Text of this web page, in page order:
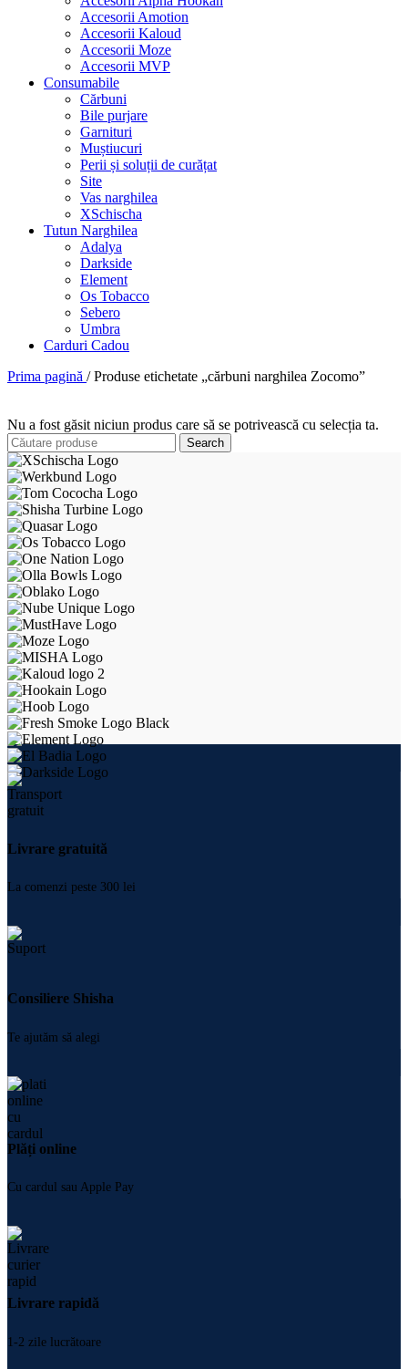
Accesorii Amotion
Accesorii Kaloud
Accesorii Moze
Accesorii MVP
Consumabile
Cărbuni
Bile purjare
Garnituri
Muștiucuri
Perii și soluții de curățat
Site
Vas narghilea
XSchischa
Tutun Narghilea
Adalya
Darkside
Element
Os Tobacco
Sebero
Umbra
Carduri Cadou
Prima pagină / Produse etichetate „cărbuni narghilea Zocomo”
Nu a fost găsit niciun produs care să se potrivească cu selecția ta.
Search
Livrare gratuită
La comenzi peste 300 lei
Consiliere Shisha
Te ajutăm să alegi
Plăți online
Cu cardul sau Apple Pay
Livrare rapidă
1-2 zile lucrătoare